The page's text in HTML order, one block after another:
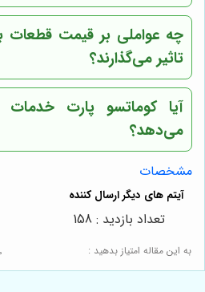
چه عواملی بر قیمت قطعات
تاثیر می‌گذارند؟
آیا کوماتسو پارت
می‌دهد؟
مشخصات
به این مقاله امتیاز بدهید :
تعداد بازدید : 158